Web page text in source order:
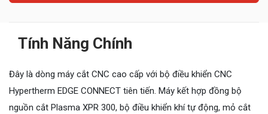
Tính Năng Chính
Đây là dòng máy cắt CNC cao cấp với bộ điều khiển CNC
Hypertherm EDGE CONNECT tiên tiến. Máy kết hợp đồng bộ
nguồn cắt Plasma XPR 300, bộ điều khiển khí tự động, mỏ cắt